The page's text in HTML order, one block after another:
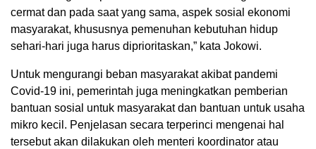
cermat dan pada saat yang sama, aspek sosial ekonomi
masyarakat, khususnya pemenuhan kebutuhan hidup
sehari-hari juga harus diprioritaskan,” kata Jokowi.
Untuk mengurangi beban masyarakat akibat pandemi
Covid-19 ini, pemerintah juga meningkatkan pemberian
bantuan sosial untuk masyarakat dan bantuan untuk usaha
mikro kecil. Penjelasan secara terperinci mengenai hal
tersebut akan dilakukan oleh menteri koordinator atau